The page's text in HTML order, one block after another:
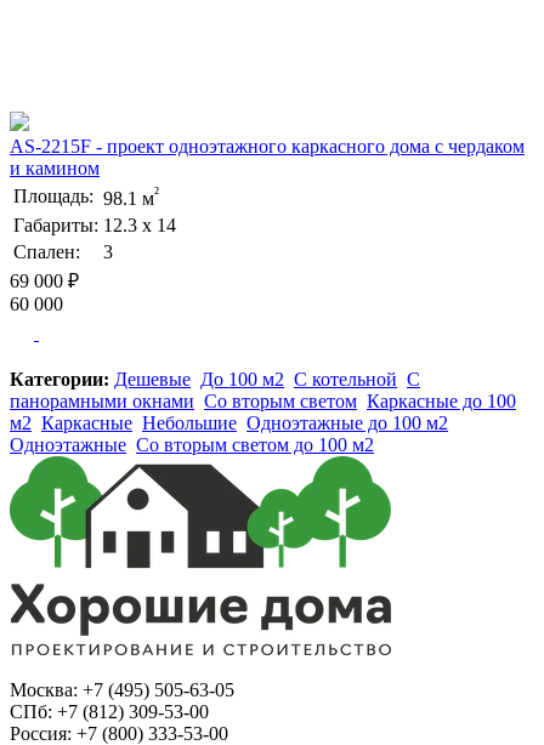
AS-2215F - проект одноэтажного каркасного дома с чердаком
и камином
Площадь: 98.1 м²
Габариты: 12.3 х 14
Спален:
3
69 000 ₽
60 000
Категории: Дешевые До 100 м2 С котельной С
панорамными окнами Со вторым светом Каркасные до 100
м2 Каркасные Небольшие Одноэтажные до 100 м2
Одноэтажные Со вторым светом до 100 м2
Москва: +7 (495) 505-63-05
СПб: +7 (812) 309-53-00
Россия: +7 (800) 333-53-00